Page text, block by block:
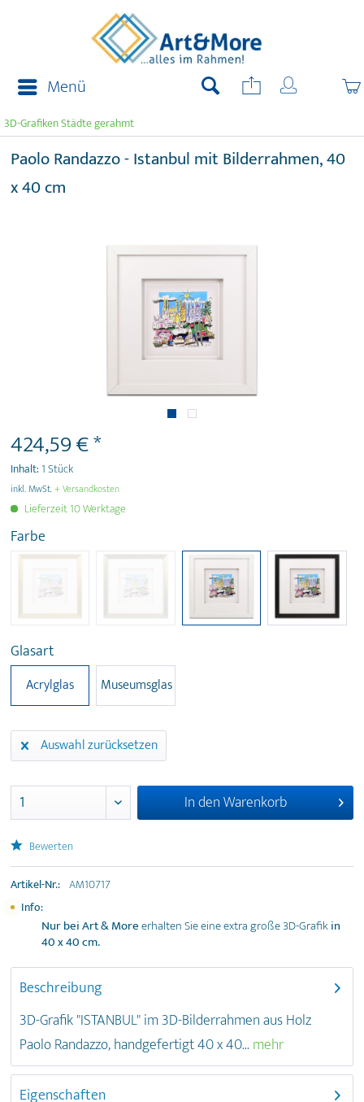
Menü
3D-Grafiken Städte gerahmt
Paolo Randazzo - Istanbul mit Bilderrahmen, 40
x 40 cm
424,59 € *
Inhalt:1 Stück
inkl. MwSt.+ Versandkosten
Lieferzeit 10 Werktage
Farbe
Glasart
Acrylglas Museumsglas
Auswahl zurücksetzen
In denWarenkorb
Bewerten
Artikel-Nr.: AM10717
Info:
Nur bei Art & Moreerhalten Sie eine extra große 3D-Grafikin
40 x 40 cm.
Beschreibung
3D-Grafik "ISTANBUL" im 3D-Bilderrahmen aus Holz
Paolo Randazzo, handgefertigt 40 x 40... mehr
Eigenschaften